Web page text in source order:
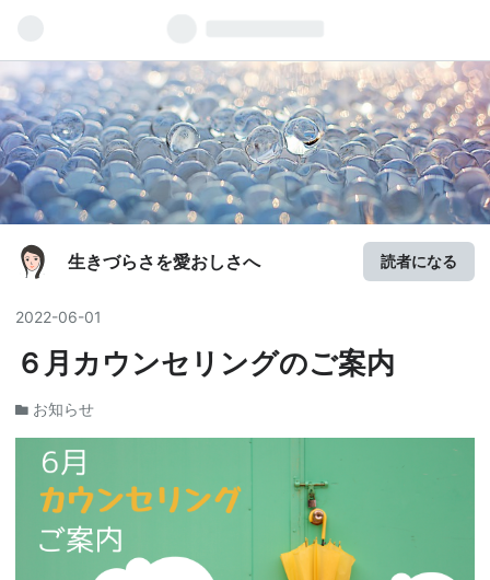
生きづらさを愛おしさへ 読者になる
2022-06-01
６月カウンセリングのご案内
お知らせ